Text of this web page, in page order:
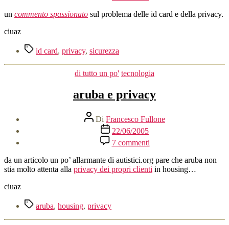
dell'articolo
un commento spassionato sul problema delle id card e della privacy.
ciuaz
Tagid card, privacy, sicurezza
Categorie
di tutto un po' tecnologia
aruba e privacy
Autore
articolo
Di Francesco Fullone
Data
dell'articolo
22/06/2005
7 commentisu
aruba
e
privacy
da un articolo un po’ allarmante di autistici.org pare che aruba non
stia molto attenta alla privacy dei propri clienti in housing…
ciuaz
Tag aruba, housing, privacy